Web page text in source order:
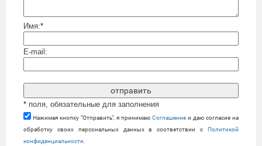
Имя:*
E-mail:
* поля, обязательные для заполнения
Нажимая кнопку "Отправить", я принимаю Cоглашение и даю согласие на
обработку своих персональных данных в соответствии с Политикой
конфиденциальности